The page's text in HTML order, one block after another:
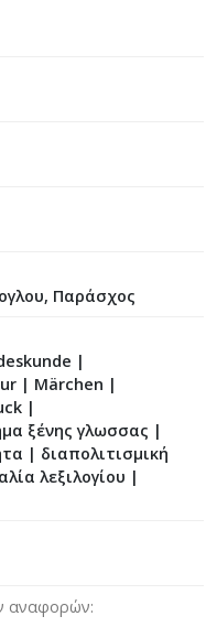
Παράσχος
|
| Märchen |
|
ξένης γλωσσας |
| διαπολιτισμική
λεξιλογίου |
αναφορών